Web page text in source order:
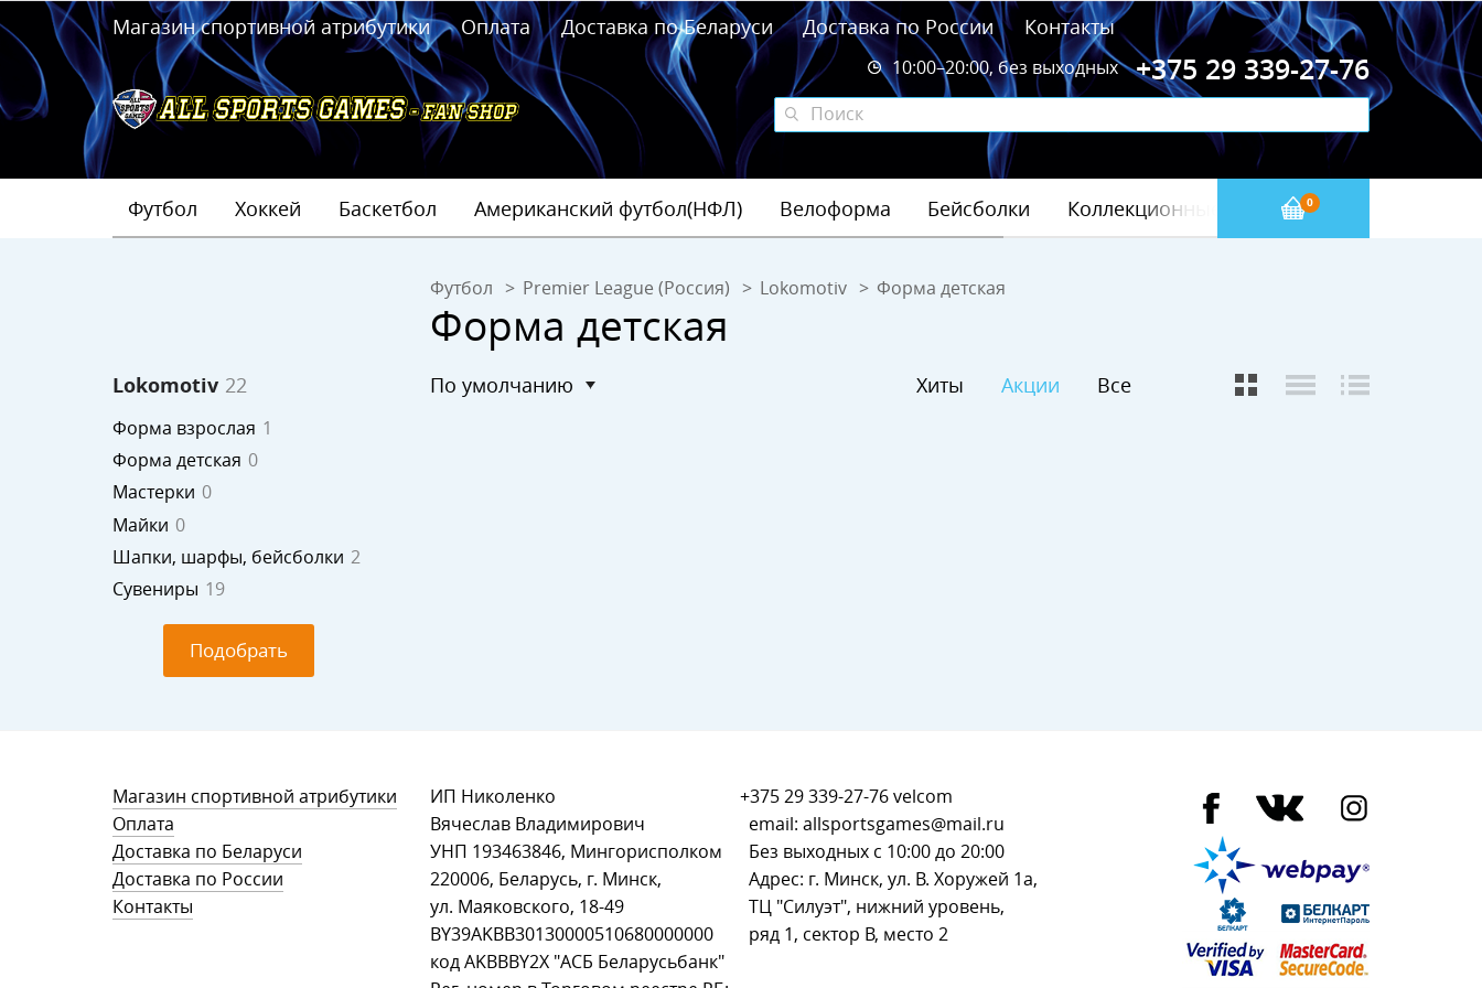
Магазин спортивной атрибутики Оплата Доставка по Беларуси Доставка по России Контакты
+375 29 339-27-76
10:00–20:00, без выходных
0
Футбол Хоккей Баскетбол Американский футбол(НФЛ) Велоформа Бейсболки Коллекционные значки
Футбол Premier League (Россия) Lokomotiv Форма детская
Форма детская
Lokomotiv 22
Форма взрослая 1
Форма детская 0
Мастерки 0
Майки 0
Шапки, шарфы, бейсболки 2
Сувениры 19
Хиты Акции Все
по умолчанию
Подобрать
Магазин спортивной атрибутики
Оплата
Доставка по Беларуси
Доставка по России
Контакты
ИП Николенко
Вячеслав Владимирович
УНП ‎193463846, Мингорисполком
220006, Беларусь, г. Минск,
ул. Маяковского, 18-49
BY39AKBB30130000510680000000
код AKBBBY2X "АСБ Беларусьбанк"
+375 29 339-27-76velcom
email: allsportsgames@mail.ru
Без выходных с 10:00 до 20:00
Адрес: г. Минск, ул. В. Хоружей 1а,
ТЦ "Силуэт", нижний уровень,
ряд 1, сектор В, место 2